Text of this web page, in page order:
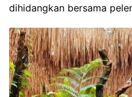
dihidangkan bersama